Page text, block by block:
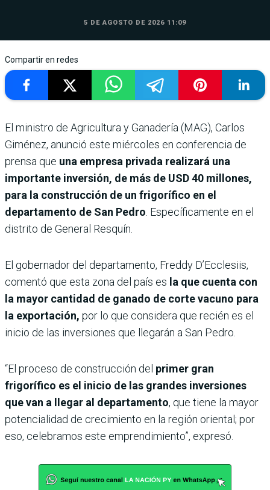
5 DE AGOSTO DE 2026 11:09
Compartir en redes
El ministro de Agricultura y Ganadería (MAG), Carlos
Giménez, anunció este miércoles en conferencia de
prensa que una empresa privada realizará una
importante inversión, de más de USD 40 millones,
para la construcción de un frigorífico en el
departamento de San Pedro . Específicamente en el
distrito de General Resquín.
El gobernador del departamento, Freddy D’Ecclesiis,
comentó que esta zona del país es la que cuenta con
la mayor cantidad de ganado de corte vacuno para
la exportación, por lo que considera que recién es el
inicio de las inversiones que llegarán a San Pedro.
“El proceso de construcción del primer gran
frigorífico es el inicio de las grandes inversiones
que van a llegar al departamento, que tiene la mayor
potencialidad de crecimiento en la región oriental; por
eso, celebramos este emprendimiento”, expresó.